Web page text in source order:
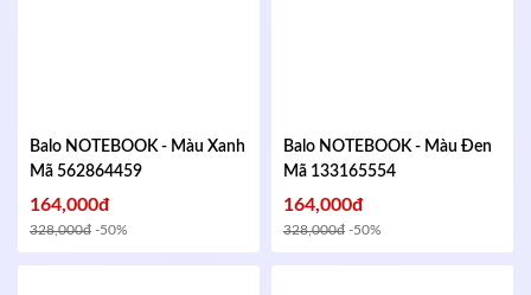
Balo NOTEBOOK - Màu Xanh
Mã 562864459
164,000đ
328,000đ -50%
Balo NOTEBOOK - Màu Đen
Mã 133165554
164,000đ
328,000đ -50%